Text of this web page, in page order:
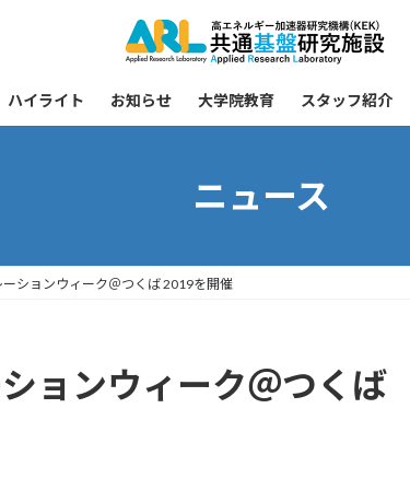
ハイライト お知らせ 大学院教育 スタッフ紹介
ニュース
ションウィーク＠つくば 2019を開催
ョンウィーク＠つくば